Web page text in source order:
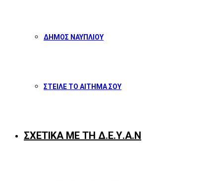
ΔΗΜΟΣ ΝΑΥΠΛΙΟΥ
ΣΤΕΙΛΕ ΤΟ ΑΙΤΗΜΑ ΣΟΥ
ΣΧΕΤΙΚΑ ΜΕ ΤΗ Δ.Ε.Υ.Α.Ν